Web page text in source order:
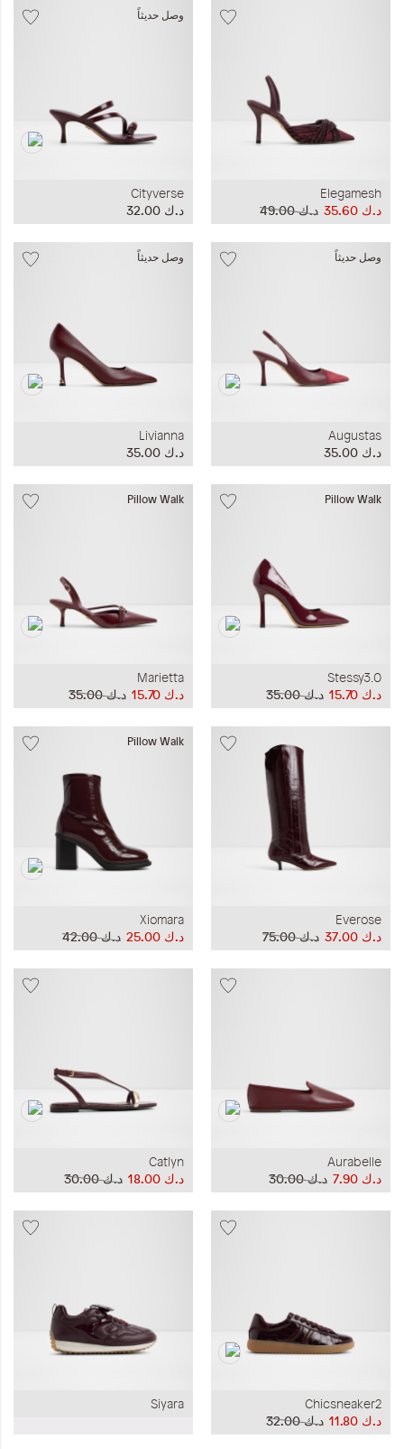
Elegamesh
د.ك‏ 49.00
د.ك‏ 35.60
وصل حديثاً
Cityverse
د.ك‏ 32.00
وصل حديثاً
Augustas
د.ك‏ 35.00
وصل حديثاً
Livianna
د.ك‏ 35.00
Pillow Walk
Stessy3.0
د.ك‏ 35.00
د.ك‏ 15.70
Pillow Walk
Marietta
د.ك‏ 35.00
د.ك‏ 15.70
Everose
د.ك‏ 75.00
د.ك‏ 37.00
Pillow Walk
Xiomara
د.ك‏ 42.00
د.ك‏ 25.00
Aurabelle
د.ك‏ 30.00
د.ك‏ 7.90
Catlyn
د.ك‏ 30.00
د.ك‏ 18.00
Chicsneaker2
د.ك‏ 32.00
د.ك‏ 11.80
Siyara